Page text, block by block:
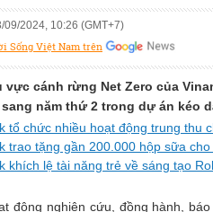
09/2024, 10:26 (GMT+7)
Sống Việt Nam trên
vực cánh rừng Net Zero của
năm thứ 2 trong dự án kéo
tổ chức nhiều hoạt động trung thu
trao tặng gần 200.000 hộp sữa
khích lệ tài năng trẻ về sáng tạo
động nghiên cứu, đồng hành,